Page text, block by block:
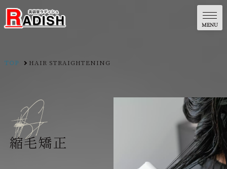
H
a
i
r
S
t
r
a
i
g
h
t
e
n
i
n
g
縮毛矯正
TOP HAIR STRAIGHTENING